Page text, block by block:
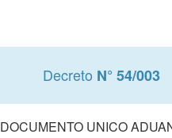
Decreto N° 54/003
DOCUMENTO UNICO